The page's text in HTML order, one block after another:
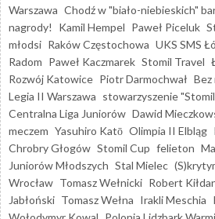
Warszawa Chodź w "biało-niebieskich"
nagrody!
Kamil Hempel Paweł Piceluk
młodsi Raków Częstochowa UKS SMS
Radom Paweł Kaczmarek Stomil Travel
Rozwój Katowice Piotr Darmochwał Bez
Legia II Warszawa stowarzyszenie
Centralna Liga Juniorów Dawid
meczem Yasuhiro Katō Olimpia II Elbląg
Chrobry Głogów Stomil Cup felieton
Juniorów Młodszych Stal Mielec
Wrocław Tomasz Wełnicki Robert
Jabłoński Tomasz Wełna Irakli Meschia